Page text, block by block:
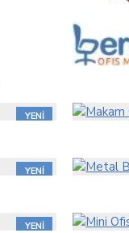
YENI
YENI
YENI